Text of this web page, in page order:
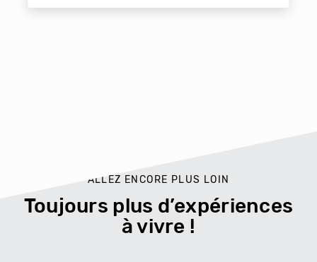
ALLEZ ENCORE PLUS LOIN
Toujours plus d’expériences
à vivre !